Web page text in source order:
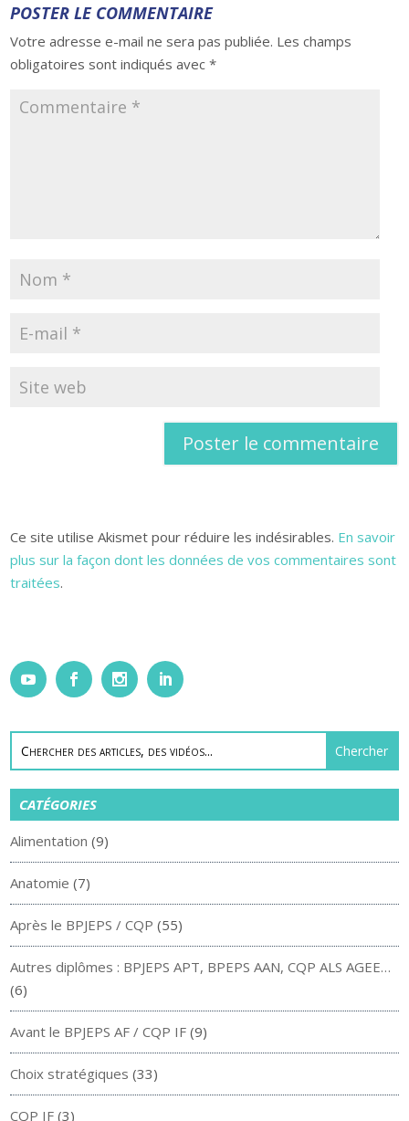
POSTER LE COMMENTAIRE
Votre adresse e-mail ne sera pas publiée. Les champs
obligatoires sont indiqués avec*
Ce site utilise Akismet pour réduire les indésirables. En savoir
plus sur la façon dont les données de vos commentaires sont
traitées.
CATÉGORIES
Alimentation (9)
Anatomie (7)
Après le BPJEPS / CQP (55)
Autres diplômes : BPJEPS APT, BPEPS AAN, CQP ALS AGEE…
(6)
Avant le BPJEPS AF / CQP IF (9)
Choix stratégiques (33)
CQP IF (3)